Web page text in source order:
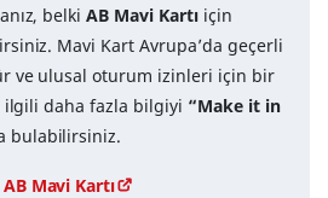
belkiAB Mavi Kartı için
Mavi Kart Avrupa’da geçerli
ve ulusal oturum izinleri için bir
daha fazla bilgiyi “Make it in
bulabilirsiniz.
Mavi Kartı